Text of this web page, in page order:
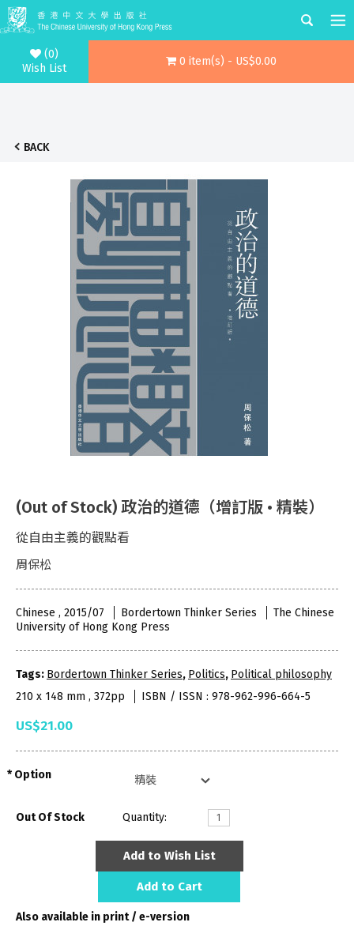
(0)
Wish List
0 item(s) - US$0.00
BACK
(Out of Stock) 政治的道德（增訂版 • 精裝）
從自由主義的觀點看
周保松
Chinese , 2015/07 Bordertown Thinker Series
The Chinese
University of Hong Kong Press
Tags: Bordertown Thinker Series, Politics, Political philosophy
210 x 148 mm , 372pp
ISBN / ISSN : 978-962-996-664-5
US$21.00
Option
Out Of Stock Quantity:
Add to Wish List
Add to Cart
Also available in print / e-version